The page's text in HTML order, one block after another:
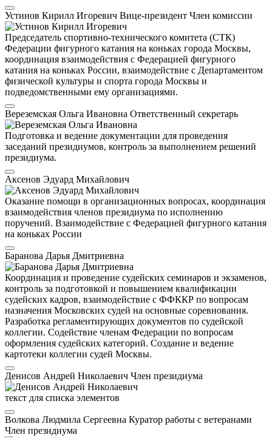
Устинов Кирилл Игоревич Вице-президент Член комиссии
Председатель спортивно-технического комитета (СТК)
Федерации фигурного катания на коньках города Москвы,
координация взаимодействия с Федерацией фигурного
катания на коньках России, взаимодействие с Департаментом
физической культуры и спорта города Москвы и
подведомственными ему организациями.
Вереземская Ольга Ивановна Ответственный секретарь
Подготовка и ведение документации для проведения
заседаний президиумов, контроль за выполнением решений
президиума.
Аксенов Эдуард Михайлович
Оказание помощи в организационных вопросах, координация
взаимодействия членов президиума по исполнению
поручений. Взаимодействие с Федерацией фигурного катания
на коньках России
Баранова Дарья Дмитриевна
Координация и проведение судейских семинаров и экзаменов,
контроль за подготовкой и повышением квалификации
судейских кадров, взаимодействие с ФФККР по вопросам
назначения Московских судей на основные соревнования.
Разработка регламентирующих документов по судейской
коллегии. Содействие членам Федерации по вопросам
оформления судейских категорий. Создание и ведение
картотеки коллегии судей Москвы.
Денисов Андрей Николаевич Член президиума
текст для списка элементов
Волкова Людмила Сергеевна Куратор работы с ветеранами
Член президиума